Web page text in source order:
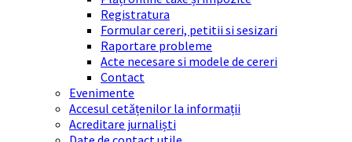
Registratura
Formular cereri, petitii si sesizari
Raportare probleme
Acte necesare si modele de cereri
Contact
Evenimente
Accesul cetățenilor la informații
Acreditare jurnaliști